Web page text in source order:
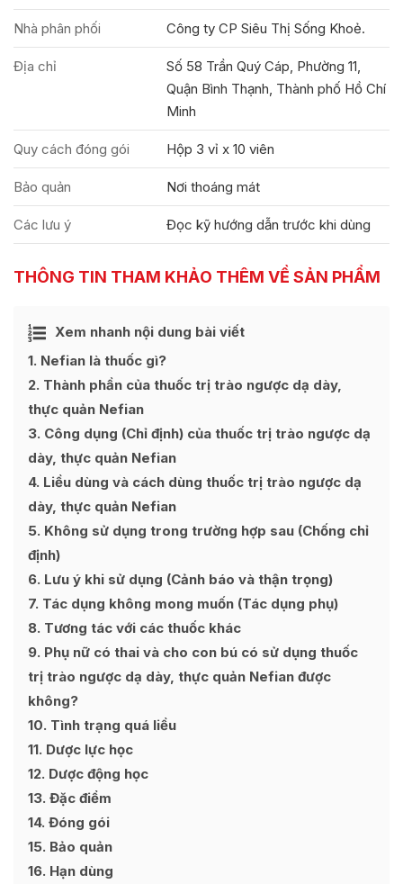
Nhà phân phối Công ty CP Siêu Thị Sống Khoẻ.
Địa chỉ
Số 58 Trần Quý Cáp, Phường 11,
Quận Bình Thạnh, Thành phố Hồ Chí
Minh
Quy cách đóng gói Hộp 3 vỉ x 10 viên
Bảo quản Nơi thoáng mát
Các lưu ý Đọc kỹ hướng dẫn trước khi dùng
THÔNG TIN THAM KHẢO THÊM VỀ SẢN PHẨM
Xem nhanh nội dung bài viết
Ẩn
1 Nefian là thuốc gì?
2 Thành phần của thuốc trị trào ngược dạ dày,
thực quản Nefian
3 Công dụng (Chỉ định) của thuốc trị trào ngược dạ
dày, thực quản Nefian
4 Liều dùng và cách dùng thuốc trị trào ngược dạ
dày, thực quản Nefian
5 Không sử dụng trong trường hợp sau (Chống chỉ
định)
6 Lưu ý khi sử dụng (Cảnh báo và thận trọng)
7 Tác dụng không mong muốn (Tác dụng phụ)
8 Tương tác với các thuốc khác
9 Phụ nữ có thai và cho con bú có sử dụng thuốc
trị trào ngược dạ dày, thực quản Nefian được
không?
10 Tình trạng quá liều
11 Dược lực học
12 Dược động học
13 Đặc điểm
14 Đóng gói
15 Bảo quản
16 Hạn dùng